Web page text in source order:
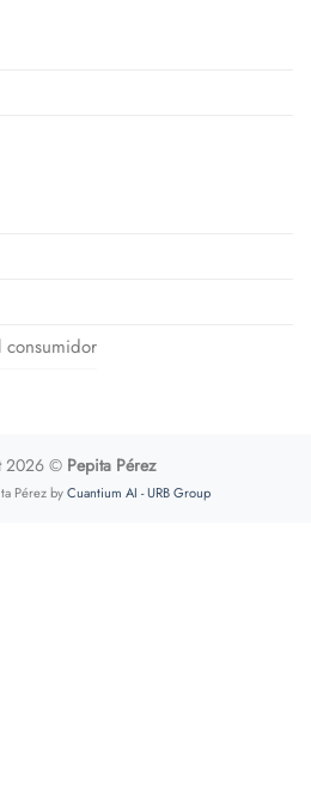
2026 © Pepita Pérez
Pérez byCuantium AI - URB Group